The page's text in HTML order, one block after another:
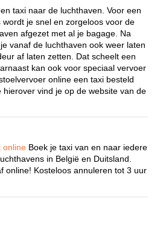
taxi naar de luchthaven. Voor een
je snel en zorgeloos voor de
afgezet met al je bagage. Na
vanaf de luchthaven ook weer laten
af laten zetten. Dat scheelt een
kan ook voor speciaal vervoer
online een taxi besteld
vind je op de website van de
online Boek je taxi van en naar iedere
in België en Duitsland.
online! Kosteloos annuleren tot 3 uur